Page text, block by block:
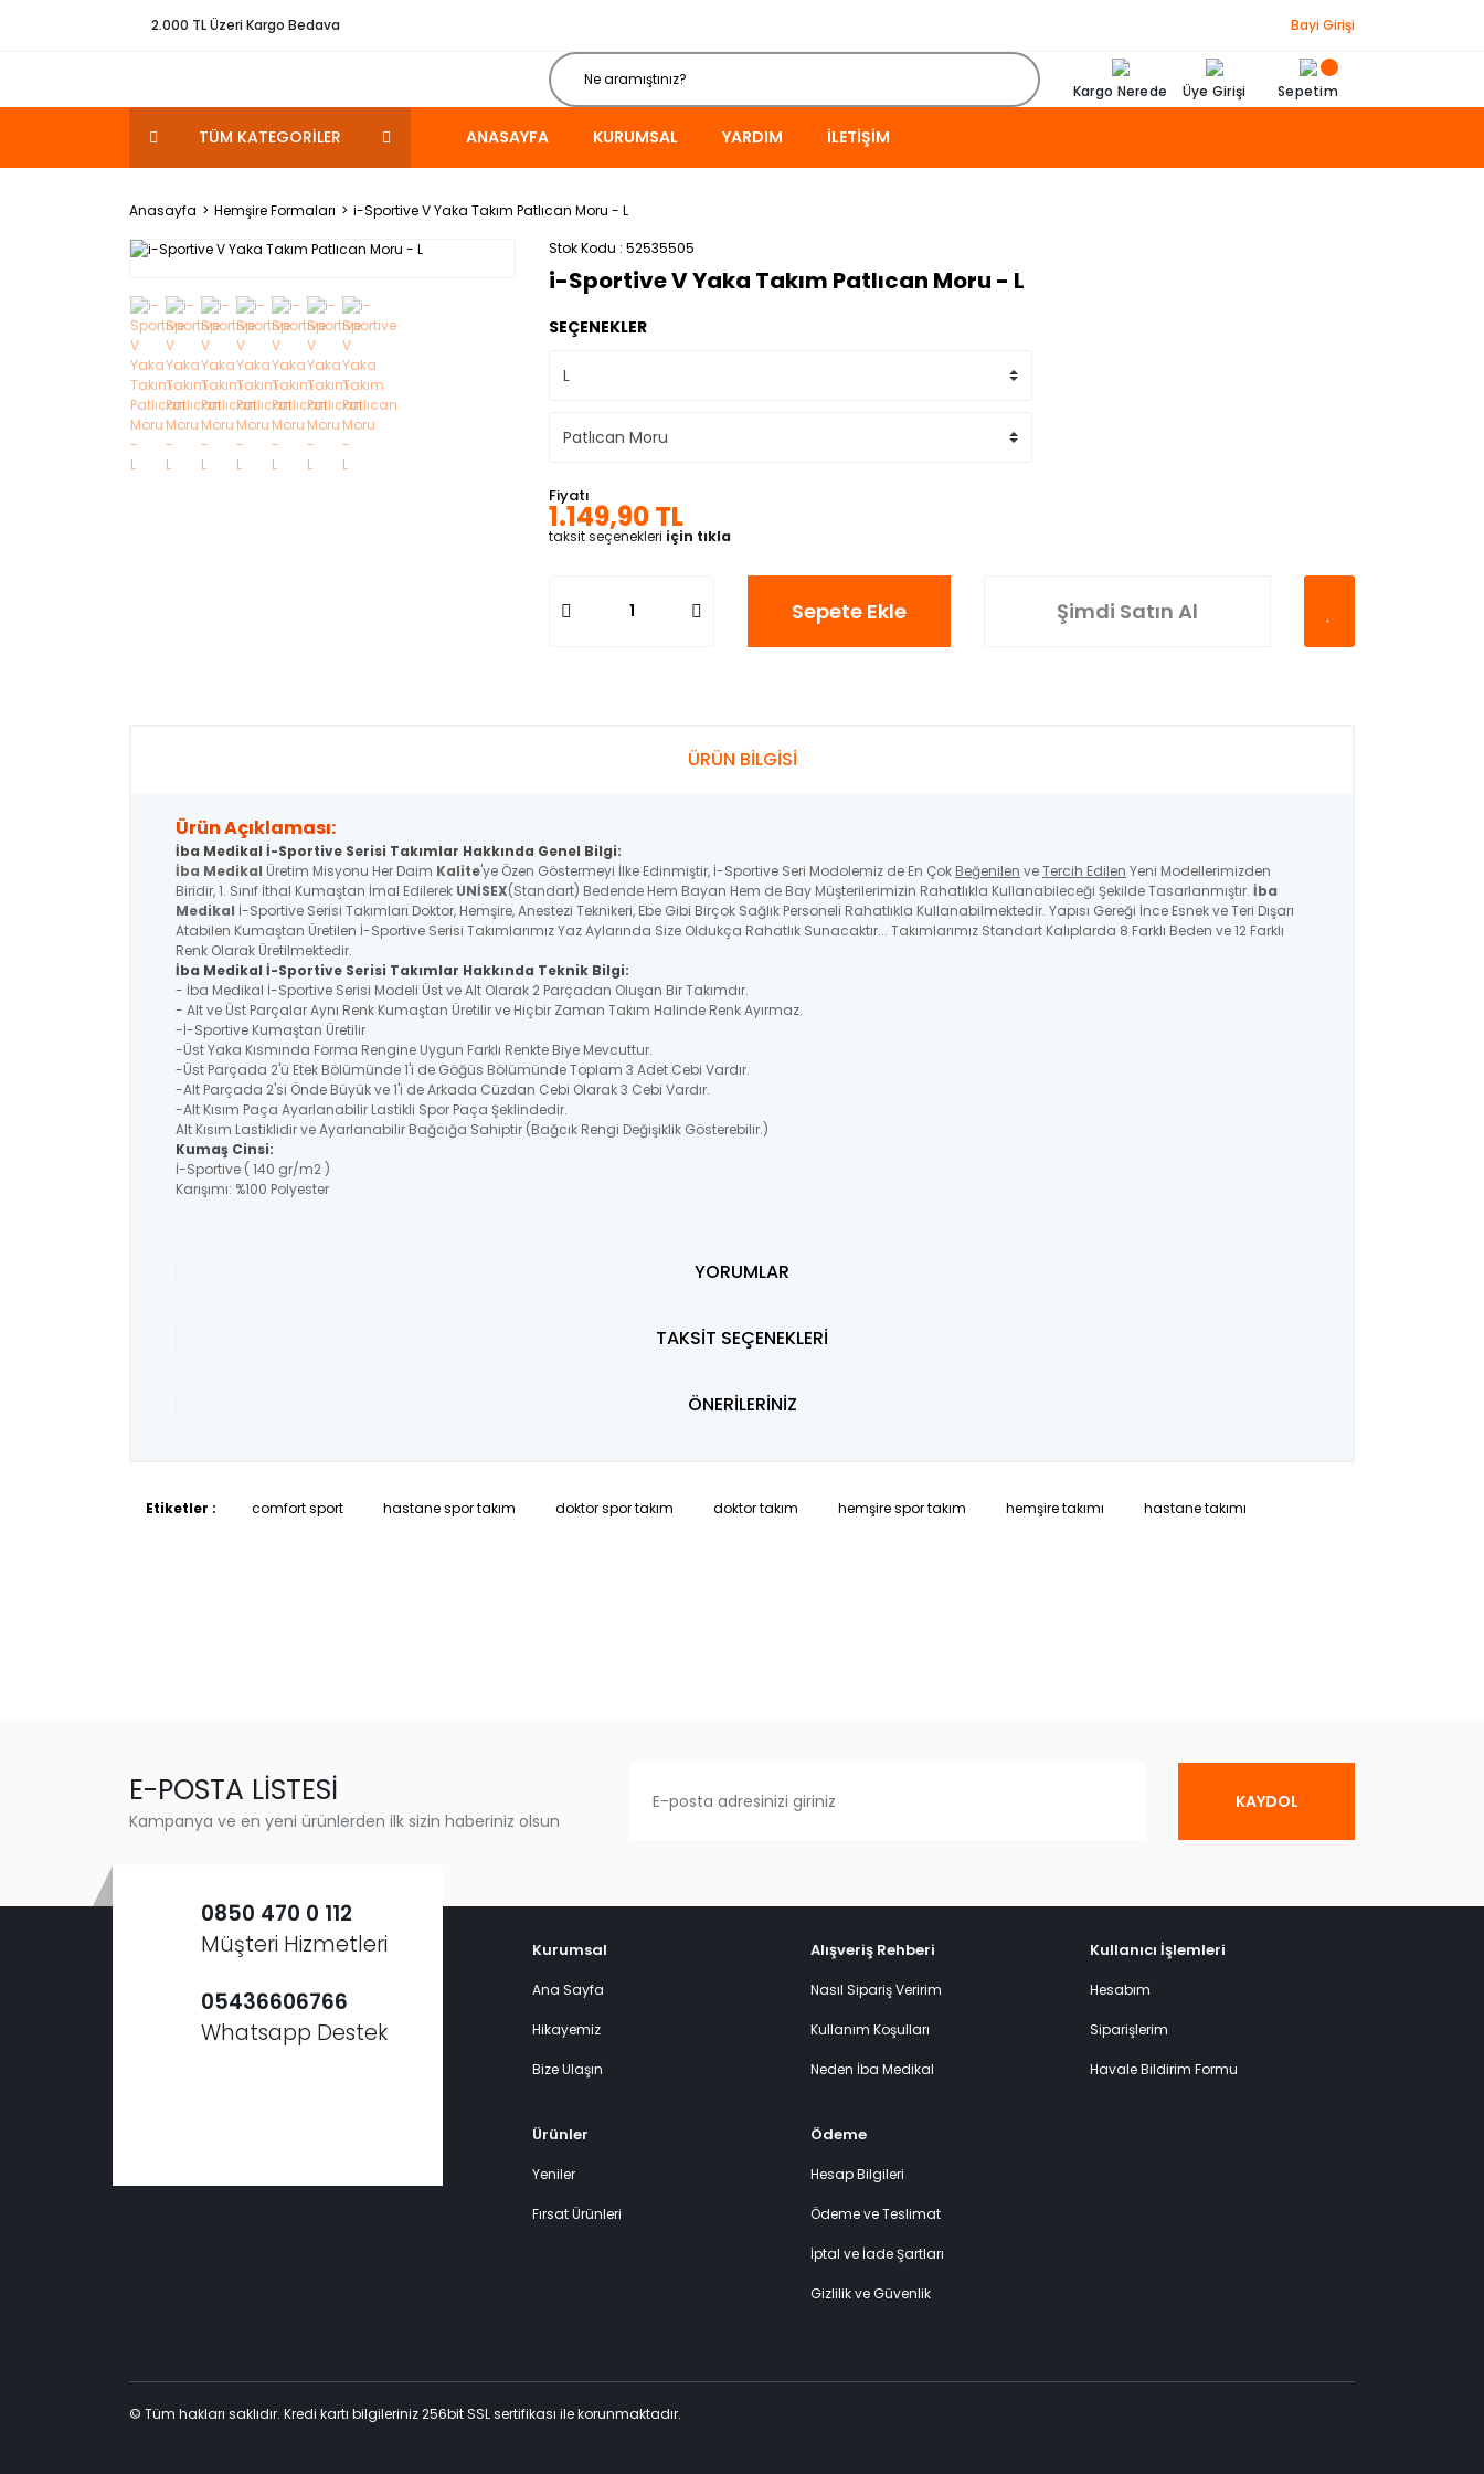
2.000 TL Üzeri Kargo Bedava Bayi Girişi
Kargo Nerede Üye Girişi Sepetim
TÜM KATEGORİLER ANASAYFA KURUMSAL YARDIM İLETIŞIM
Anasayfa Hemşire Formaları
i-Sportive V Yaka Takım Patlıcan Moru - L
Stok Kodu 52535505
i-Sportive V Yaka Takım Patlıcan Moru - L
SEÇENEKLER
Fiyatı
1.149,90 TL
taksit seçenekleri için tıkla
Sepete Ekle Şimdi Satın Al
ÜRÜN BİLGİSİ
Ürün Açıklaması:
İba Medikal İ-Sportive Serisi Takımlar Hakkında Genel Bilgi:
İba Medikal Üretim Misyonu Her Daim Kalite'ye Özen Göstermeyi İlke Edinmiştir, İ-Sportive Seri Modolemiz de En Çok Beğenilen veTercih Edilen Yeni Modellerimizden
Biridir, 1. Sınıf İthal Kumaştan İmal Edilerek UNİSEX(Standart) Bedende Hem Bayan Hem de Bay Müşterilerimizin Rahatlıkla Kullanabileceği Şekilde Tasarlanmıştır. İba
Medikal İ-Sportive Serisi Takımları Doktor, Hemşire, Anestezi Teknikeri, Ebe Gibi Birçok Sağlık Personeli Rahatlıkla Kullanabilmektedir. Yapısı Gereği İnce Esnek ve Teri Dışarı
Atabilen Kumaştan Üretilen İ-Sportive Serisi Takımlarımız Yaz Aylarında Size Oldukça Rahatlık Sunacaktır... Takımlarımız Standart Kalıplarda 8 Farklı Beden ve 12 Farklı
Renk Olarak Üretilmektedir.
İba Medikal İ-Sportive Serisi Takımlar Hakkında Teknik Bilgi:
- İba Medikal İ-Sportive Serisi Modeli Üst ve Alt Olarak 2 Parçadan Oluşan Bir Takımdır.
- Alt ve Üst Parçalar Aynı Renk Kumaştan Üretilir ve Hiçbir Zaman Takım Halinde Renk Ayırmaz.
-İ-Sportive Kumaştan Üretilir
-Üst Yaka Kısmında Forma Rengine Uygun Farklı Renkte Biye Mevcuttur.
-Üst Parçada 2'ü Etek Bölümünde 1'i de Göğüs Bölümünde Toplam 3 Adet Cebi Vardır.
-Alt Parçada 2'si Önde Büyük ve 1'i de Arkada Cüzdan Cebi Olarak 3 Cebi Vardır.
-Alt Kısım Paça Ayarlanabilir Lastikli Spor Paça Şeklindedir.
Alt Kısım Lastiklidir ve Ayarlanabilir Bağcığa Sahiptir (Bağcık Rengi Değişiklik Gösterebilir.)
Kumaş Cinsi:
İ-Sportive ( 140 gr/m2 )
Karışımı: %100 Polyester
YORUMLAR
TAKSİT SEÇENEKLERİ
ÖNERİLERİNİZ
Etiketler : comfort sport hastane spor takım doktor spor takım doktor takım hemşire spor takım hemşire takımı hastane takımı
E-POSTA LİSTESİ
Kampanya ve en yeni ürünlerden ilk sizin haberiniz olsun
KAYDOL
0850 470 0 112
Müşteri Hizmetleri
05436606766
Whatsapp Destek
Kurumsal
Ana Sayfa
Hikayemiz
Bize Ulaşın
Alışveriş Rehberi
Nasıl Sipariş Veririm
Kullanım Koşulları
Neden İba Medikal
Ürünler
Yeniler
Fırsat Ürünleri
Ödeme
Hesap Bilgileri
Ödeme ve Teslimat
İptal ve İade Şartları
Gizlilik ve Güvenlik
Kullanıcı İşlemleri
Hesabım
Siparişlerim
Havale Bildirim Formu
© Tüm hakları saklıdır. Kredi kartı bilgileriniz 256bit SSL sertifikası ile korunmaktadır.